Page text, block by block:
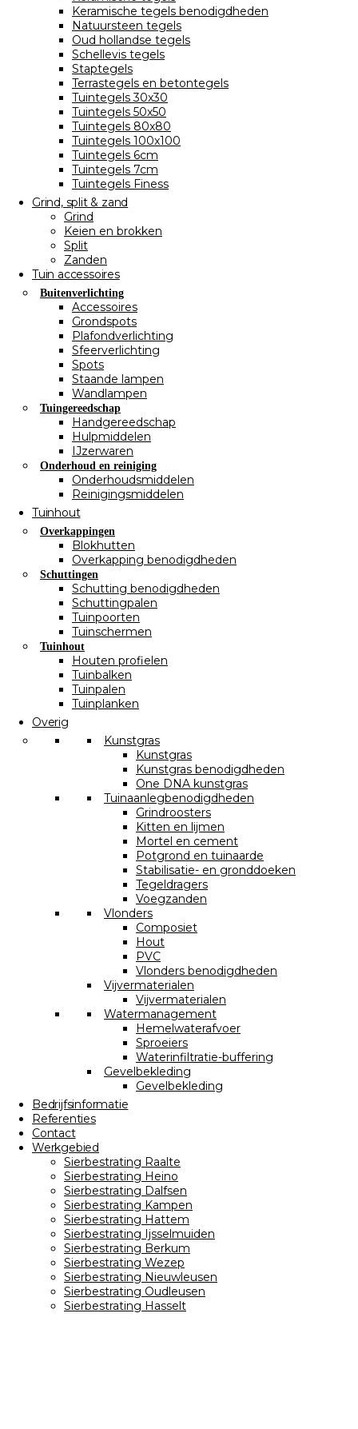
Keramische tegels benodigdheden
Natuursteen tegels
Oud hollandse tegels
Schellevis tegels
Staptegels
Terrastegels en betontegels
Tuintegels 30x30
Tuintegels 50x50
Tuintegels 80x80
Tuintegels 100x100
Tuintegels 6cm
Tuintegels 7cm
Tuintegels Finess
Grind, split & zand
Grind
Keien en brokken
Split
Zanden
Tuin accessoires
Buitenverlichting
Accessoires
Grondspots
Plafondverlichting
Sfeerverlichting
Spots
Staande lampen
Wandlampen
Tuingereedschap
Handgereedschap
Hulpmiddelen
IJzerwaren
Onderhoud en reiniging
Onderhoudsmiddelen
Reinigingsmiddelen
Tuinhout
Overkappingen
Blokhutten
Overkapping benodigdheden
Schuttingen
Schutting benodigdheden
Schuttingpalen
Tuinpoorten
Tuinschermen
Tuinhout
Houten profielen
Tuinbalken
Tuinpalen
Tuinplanken
Overig
Kunstgras
Kunstgras
Kunstgras benodigdheden
One DNA kunstgras
Tuinaanlegbenodigdheden
Grindroosters
Kitten en lijmen
Mortel en cement
Potgrond en tuinaarde
Stabilisatie- en gronddoeken
Tegeldragers
Voegzanden
Vlonders
Composiet
Hout
PVC
Vlonders benodigdheden
Vijvermaterialen
Vijvermaterialen
Watermanagement
Hemelwaterafvoer
Sproeiers
Waterinfiltratie-buffering
Gevelbekleding
Gevelbekleding
Bedrijfsinformatie
Referenties
Contact
Werkgebied
Sierbestrating Raalte
Sierbestrating Heino
Sierbestrating Dalfsen
Sierbestrating Kampen
Sierbestrating Hattem
Sierbestrating Ijsselmuiden
Sierbestrating Berkum
Sierbestrating Wezep
Sierbestrating Nieuwleusen
Sierbestrating Oudleusen
Sierbestrating Hasselt